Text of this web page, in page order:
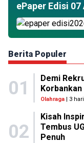
ePaper Edisi
Berita Populer
01
Demi
Olahraga| 3
02
Kisah
Tembus
Penuh